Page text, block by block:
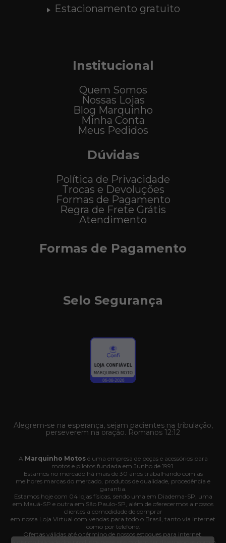
Estacionamento gratuito
Institucional
Quem Somos
Nossas Lojas
Blog Marquinho
Minha Conta
Meus Pedidos
Dúvidas
Política de Privacidade
Trocas e Devoluções
Formas de Pagamento
Regra de Frete Grátis
Atendimento
Formas de Pagamento
Selo Segurança
Alegrem-se na esperança, sejam pacientes na tribulação,
perseverem na oração. Romanos 12:12
A Marquinho Motosé uma empresa de peças e acessórios para
motos e pilotos fundada em Junho de 1991.
Estamos no mercado há mais de 30 anos trabalhando com as
melhores marcas do mercado, produtos de qualidade, procedência e
garantia.
Estamos hoje com 04 lojas físicas, sendo uma em Diadema-SP, uma
em Mauá-SP e outra em São Paulo-SP, além de oferecermos a nossos
clientes a comodidade de comprar
em nossa Loja Virtual com vendas para todo o Brasil, tanto via internet
como por telefone.
Ofertas válidas até o término de nossos estoques para internet.